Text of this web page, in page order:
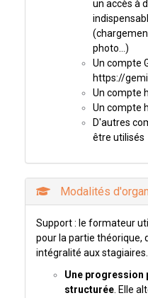
un accès à
photo…)
Un compte
https://
Un compte
Un compte
D'autres
être utilisés
Modalités
Support : le formateur
pour la partie théorique,
intégralité aux stagiaires.
Une progression
structurée . Elle